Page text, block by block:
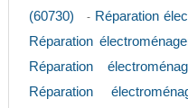
(60730)
- Réparation
Réparation
Réparation
Réparation